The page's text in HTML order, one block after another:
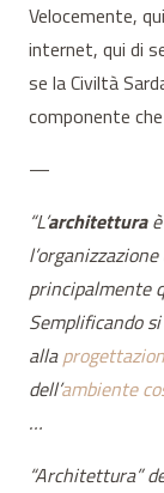
Velocemente,
internet, qui di
se la Civiltà
componente
—
“L’architetturaè
principalmente
Semplificando
alla
dell’ambiente
…
“Architettura”